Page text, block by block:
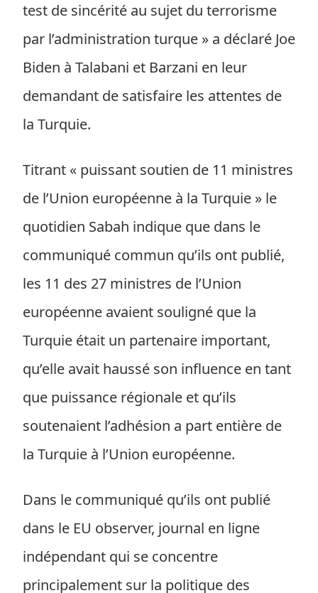
test de sincérité au sujet du terrorisme
par l’administration turque » a déclaré Joe
Biden à Talabani et Barzani en leur
demandant de satisfaire les attentes de
la Turquie.
Titrant « puissant soutien de 11 ministres
de l’Union européenne à la Turquie » le
quotidien Sabah indique que dans le
communiqué commun qu’ils ont publié,
les 11 des 27 ministres de l’Union
européenne avaient souligné que la
Turquie était un partenaire important,
qu’elle avait haussé son influence en tant
que puissance régionale et qu’ils
soutenaient l’adhésion a part entière de
la Turquie à l’Union européenne.
Dans le communiqué qu’ils ont publié
dans le EU observer, journal en ligne
indépendant qui se concentre
principalement sur la politique des